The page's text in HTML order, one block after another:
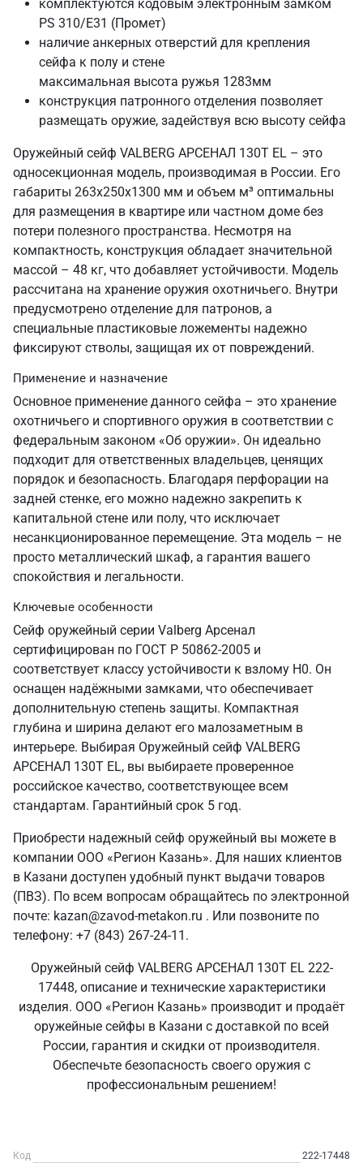
комплектуются кодовым электронным замком
PS 310/E31 (Промет)
наличие анкерных отверстий для крепления
сейфа к полу и стене
максимальная высота ружья 1283мм
конструкция патронного отделения позволяет
размещать оружие, задействуя всю высоту сейфа
Оружейный сейф VALBERG АРСЕНАЛ 130Т EL – это
односекционная модель, производимая в России. Его
габариты 263х250х1300 мм и объем м³ оптимальны
для размещения в квартире или частном доме без
потери полезного пространства. Несмотря на
компактность, конструкция обладает значительной
массой – 48 кг, что добавляет устойчивости. Модель
рассчитана на хранение оружия охотничьего. Внутри
предусмотрено отделение для патронов, а
специальные пластиковые ложементы надежно
фиксируют стволы, защищая их от повреждений.
Применение и назначение
Основное применение данного сейфа – это хранение
охотничьего и спортивного оружия в соответствии с
федеральным законом «Об оружии». Он идеально
подходит для ответственных владельцев, ценящих
порядок и безопасность. Благодаря перфорации на
задней стенке, его можно надежно закрепить к
капитальной стене или полу, что исключает
несанкционированное перемещение. Эта модель – не
просто металлический шкаф, а гарантия вашего
спокойствия и легальности.
Ключевые особенности
Сейф оружейный серии Valberg Арсенал
сертифицирован по ГОСТ Р 50862-2005 и
соответствует классу устойчивости к взлому Н0. Он
оснащен надёжными замками, что обеспечивает
дополнительную степень защиты. Компактная
глубина и ширина делают его малозаметным в
интерьере. Выбирая Оружейный сейф VALBERG
АРСЕНАЛ 130Т EL, вы выбираете проверенное
российское качество, соответствующее всем
стандартам. Гарантийный срок 5 год.
Приобрести надежный сейф оружейный вы можете в
компании ООО «Регион Казань». Для наших клиентов
в Казани доступен удобный пункт выдачи товаров
(ПВЗ). По всем вопросам обращайтесь по электронной
почте: kazan@zavod-metakon.ru . Или позвоните по
телефону: +7 (843) 267-24-11.
Оружейный сейф VALBERG АРСЕНАЛ 130Т EL 222-
17448, описание и технические характеристики
изделия. ООО «Регион Казань» производит и продаёт
оружейные сейфы в Казани с доставкой по всей
России, гарантия и скидки от производителя.
Обеспечьте безопасность своего оружия с
профессиональным решением!
Код
222-17448